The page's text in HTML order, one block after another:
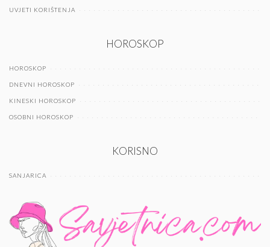
UVJETI KORIŠTENJA
HOROSKOP
HOROSKOP
DNEVNI HOROSKOP
KINESKI HOROSKOP
OSOBNI HOROSKOP
KORISNO
SANJARICA